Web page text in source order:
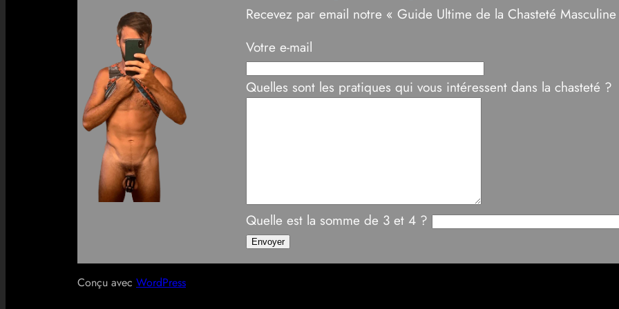
Recevez par email notre « Guide Ultime de la Chasteté
Votre e-mail
Quelles sont les pratiques qui vous intéressent dans la chasteté ?
Quelle est la somme de 3 et 4 ?
Conçu avec WordPress